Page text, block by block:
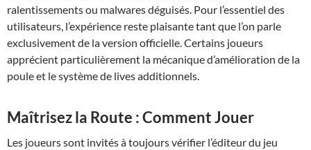
ralentissements ou malwares déguisés. Pour l’essentiel des
utilisateurs, l’expérience reste plaisante tant que l’on parle
exclusivement de la version officielle. Certains joueurs
apprécient particulièrement la mécanique d’amélioration de la
poule et le système de lives additionnels.
Maîtrisez la Route : Comment Jouer
Les joueurs sont invités à toujours vérifier l’éditeur du jeu